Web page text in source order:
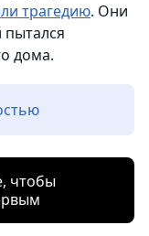
трагедию. Они
пытался
дома.
чтобы